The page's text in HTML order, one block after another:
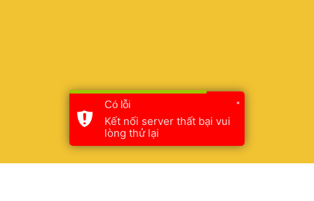
×
Có lỗi
Kết nối server thất bại vui
lòng thử lại